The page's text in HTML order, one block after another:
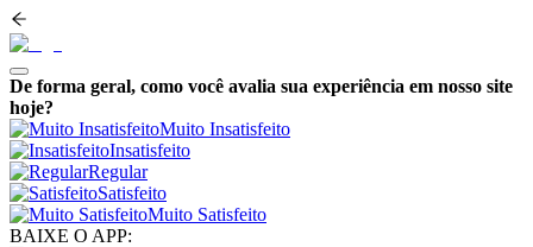
De forma geral, como você avalia sua experiência em nosso site
hoje?
Muito Insatisfeito
Insatisfeito
Regular
Satisfeito
Muito Satisfeito
BAIXE O APP: